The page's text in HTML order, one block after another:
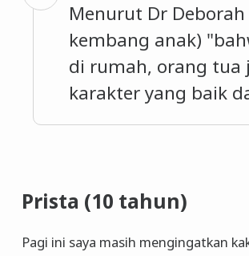
Menurut Dr
kembang anak)
di rumah, orang tua
karakter yang baik
Prista (10 tahun)
Pagi ini saya masih mengingatkan